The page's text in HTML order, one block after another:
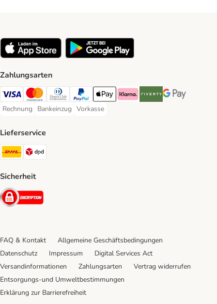
Zahlungsarten
Visa Payment Method
Mastercard Payment Method
Diners Club Payment Method
PayPal Payment Method
Apple Pay Payment Method
Klarna Payment Method
Riverty Payment Method
Google Pay
Rechnung
Rechnung Payment Method
Bankeinzug
Bankeinzug Payment Method
Vorkasse
Vorkasse Payment Method
Lieferservice
DHL Shipping Method
Sicherheit
Security
FAQ & Kontakt
Allgemeine Geschäftsbedingungen
Datenschutz
Impressum
Digital Services Act
Versandinformationen
Zahlungsarten
Vertrag widerrufen
Entsorgungs-und Umweltbestimmungen
Erklärung zur Barrierefreiheit